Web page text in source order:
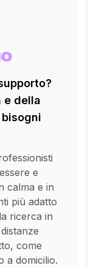
e della
e
calma e in
più adatto
ricerca in
come
a domicilio.